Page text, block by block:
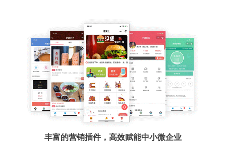
丰富的营销插件，高效赋能中小微企业